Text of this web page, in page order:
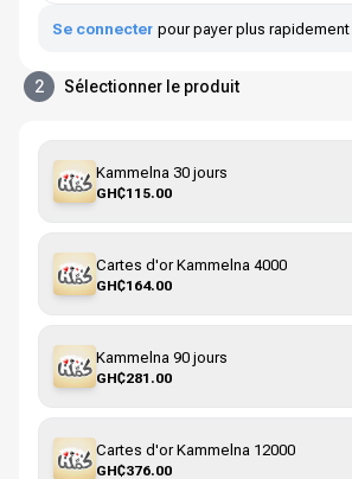
Se connecter pour payer plus
2 Sélectionner le produit
Kammelna 30 jours
GH₵115.00
Cartes d'or Kammelna 4000
GH₵164.00
Kammelna 90 jours
GH₵281.00
Cartes d'or Kammelna 12000
GH₵376.00